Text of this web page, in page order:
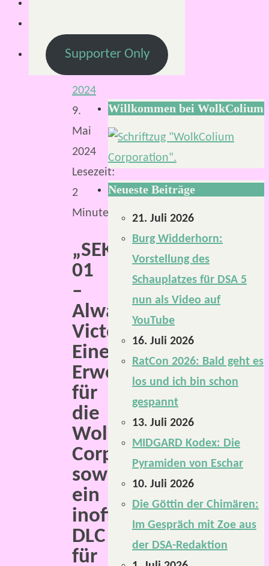
9.
2024
9.
Mai
2024
Lesezeit:
2
Minuten
„SEKTION-
01
–
Always
Victorious“.
Eine
Erweiterung
für
die
WolkColium
Corporation
sowie
ein
inoffizielles
DLC
für
Supporter Only
Willkommen bei WolkColium
Neueste Beiträge
21. Juli 2026
Burg Widderhorn:
Vorstellung des
Schauplatzes für DSA 5
nun als Video auf
YouTube
16. Juli 2026
RatCon 2026: Bald geht es
los und ich bin schon
gespannt
13. Juli 2026
MIDGARD Kodex: Die
Pyramiden von Eschar
10. Juli 2026
Die Göttin der Chimären:
Im Gespräch mit Zoe aus
der DSA-Redaktion